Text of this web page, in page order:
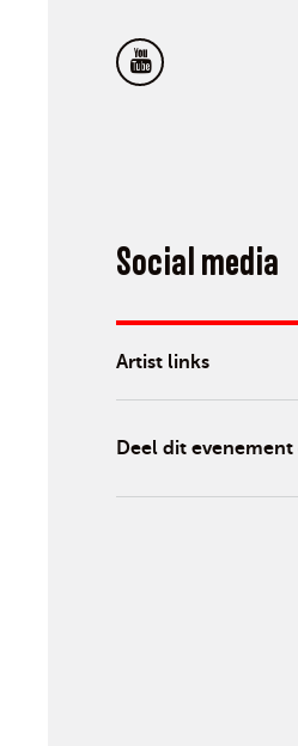
Social media
Artist links
Deel dit